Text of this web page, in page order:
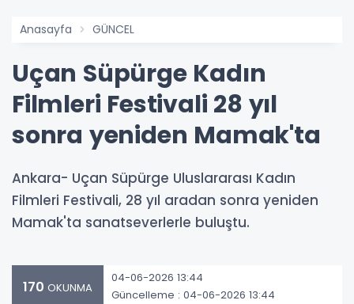
Anasayfa GÜNCEL
Uçan Süpürge Kadın
Filmleri Festivali 28 yıl
sonra yeniden Mamak'ta
Ankara- Uçan Süpürge Uluslararası Kadın
Filmleri Festivali, 28 yıl aradan sonra yeniden
Mamak'ta sanatseverlerle buluştu.
170 OKUNMA
04-06-2026 13:44
Güncelleme : 04-06-2026 13:44